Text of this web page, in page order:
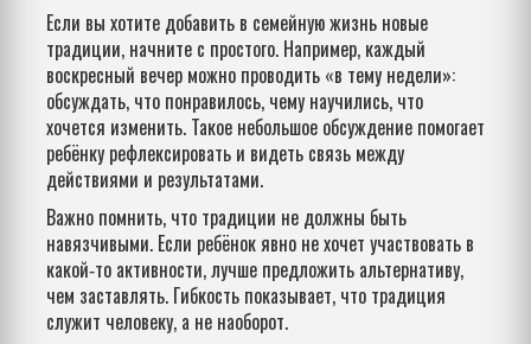
Если вы хотите добавить в семейную жизнь новые
традиции, начните с простого. Например, каждый
воскресный вечер можно проводить «в тему недели»:
обсуждать, что понравилось, чему научились, что
хочется изменить. Такое небольшое обсуждение помогает
ребёнку рефлексировать и видеть связь между
действиями и результатами.
Важно помнить, что традиции не должны быть
навязчивыми. Если ребёнок явно не хочет участвовать в
какой‑то активности, лучше предложить альтернативу,
чем заставлять. Гибкость показывает, что традиция
служит человеку, а не наоборот.